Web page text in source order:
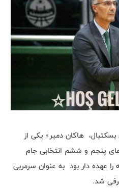
هاکان دمیر» یکی از
پنجم و ششم انتخابی جام
عهده دار بود به عنوان سرمربی
شد.